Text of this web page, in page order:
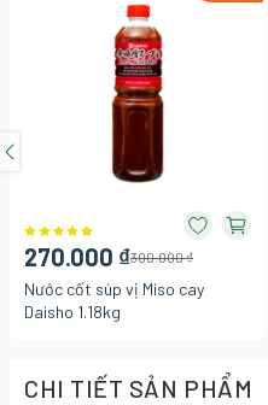
270.000 ₫300.000 ₫
Nước cốt súp vị Miso cay
Daisho 1.18kg
CHI TIẾT SẢN PHẨM